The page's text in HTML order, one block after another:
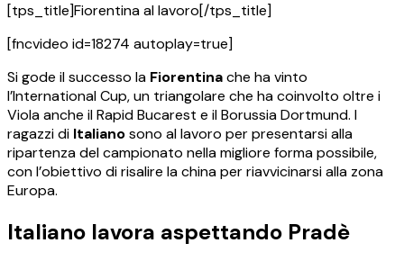
[tps_title]Fiorentina al lavoro[/tps_title]
[fncvideo id=18274 autoplay=true]
Si gode il successo la Fiorentinache ha vinto
l’International Cup, un triangolare che ha coinvolto oltre i
Viola anche il Rapid Bucarest e il Borussia Dortmund. I
ragazzi di Italianosono al lavoro per presentarsi alla
ripartenza del campionato nella migliore forma possibile,
con l’obiettivo di risalire la china per riavvicinarsi alla zona
Europa.
Italiano lavora aspettando Pradè